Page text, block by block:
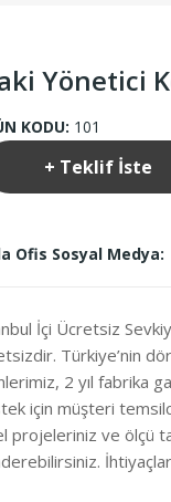
Yönetici
KODU: 101
+ Teklif İste
Ofis Sosyal Medya:
İçi Ücretsiz
Türkiye’nin
2 yıl fabrika
için müşteri
projeleriniz ve ölçü